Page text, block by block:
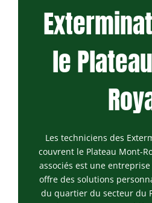
Exterminateur
Montréal-
Exterminateur
Montréal-Est
Exterminateur
Pointe-aux-
Trembles
Exterminateur
Longueuil
le
Les techniciens des
couvrent le Plateau Mont-
associés est une
offre des solutions
du quartier du secteur du